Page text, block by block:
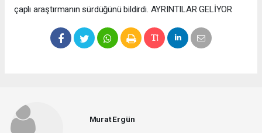
çaplı araştırmanın sürdüğünü bildirdi. AYRINTILAR GELİYOR
Murat Ergün